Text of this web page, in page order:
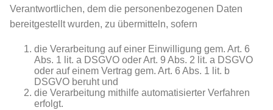
Verantwortlichen, dem die personenbezogenen Daten
bereitgestellt wurden, zu übermitteln, sofern
die Verarbeitung auf einer Einwilligung gem. Art. 6
Abs. 1 lit. a DSGVO oder Art. 9 Abs. 2 lit. a DSGVO
oder auf einem Vertrag gem. Art. 6 Abs. 1 lit. b
DSGVO beruht und
die Verarbeitung mithilfe automatisierter Verfahren
erfolgt.